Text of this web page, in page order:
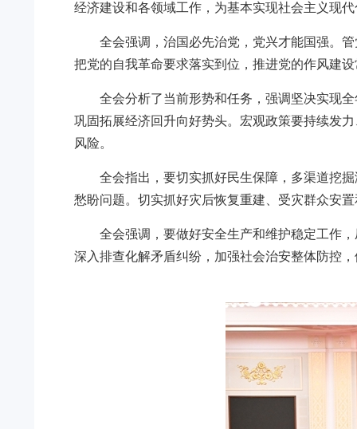
经济建设和各领域工作，为基本实现社会主义现
全会强调，治国必先治党，党兴才能国强。
把党的自我革命要求落实到位，推进党的作风建
全会分析了当前形势和任务，强调坚决实现
巩固拓展经济回升向好势头。宏观政策要持续发
风险。
全会指出，要切实抓好民生保障，多渠道挖
愁盼问题。切实抓好灾后恢复重建、受灾群众安
全会强调，要做好安全生产和维护稳定工作
深入排查化解矛盾纠纷，加强社会治安整体防控